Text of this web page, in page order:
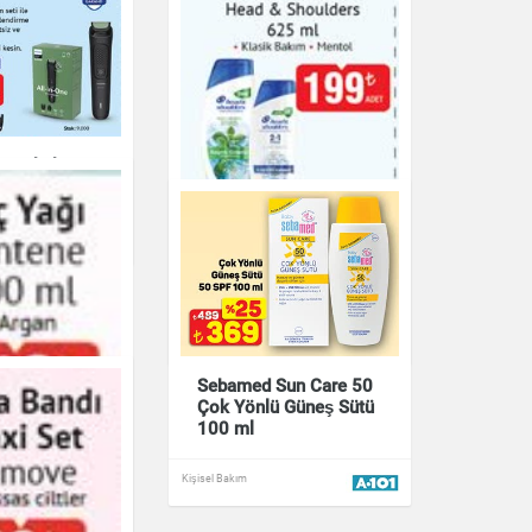
Erkek
MG3916
Şampuan Head &
Shoulders 625 ml
Klasik Bakım Mentol
Kişisel Bakım
Sebamed Sun Care 50
Çok Yönlü Güneş Sütü
100 ml
Kişisel Bakım